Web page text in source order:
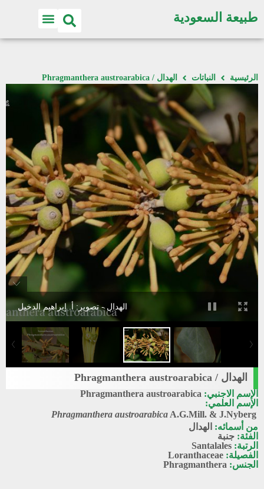
طبيعة السعودية
الرئيسية النباتات الهدال / Phragmanthera austroarabica
الهدال - تصوير: أ. إبراهيم الدخيل
الهدال / Phragmanthera austroarabica
الإسم الاجنبي: Phragmanthera austroarabica
الإسم العلمي:
Phragmanthera austroarabica A.G.Mill. & J.Nyberg
من أسمائه: الهدال
الفئة: جنبة
الرتبة: Santalales
الفصيلة: Loranthaceae
الجنس: Phragmanthera